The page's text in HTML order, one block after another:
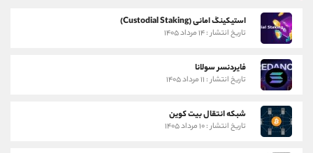
استیکینگ امانی (Custodial Staking)
تاریخ انتشار : ۱۴ مرداد ۱۴۰۵
فایردنسر سولانا
تاریخ انتشار : ۱۱ مرداد ۱۴۰۵
شبکه انتقال بیت کوین
تاریخ انتشار : ۱۰ مرداد ۱۴۰۵